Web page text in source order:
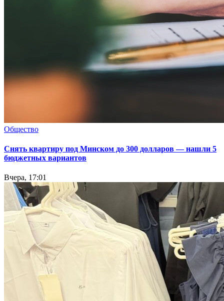
Общество
Снять квартиру под Минском до 300 долларов — нашли 5
бюджетных вариантов
Вчера, 17:01